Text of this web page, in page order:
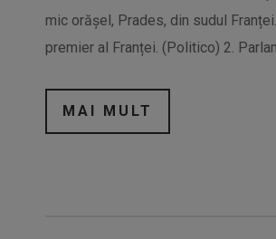
mic orășel, Prades, din sudul
premier al Franței. (Politico) 2.
MAI MULT